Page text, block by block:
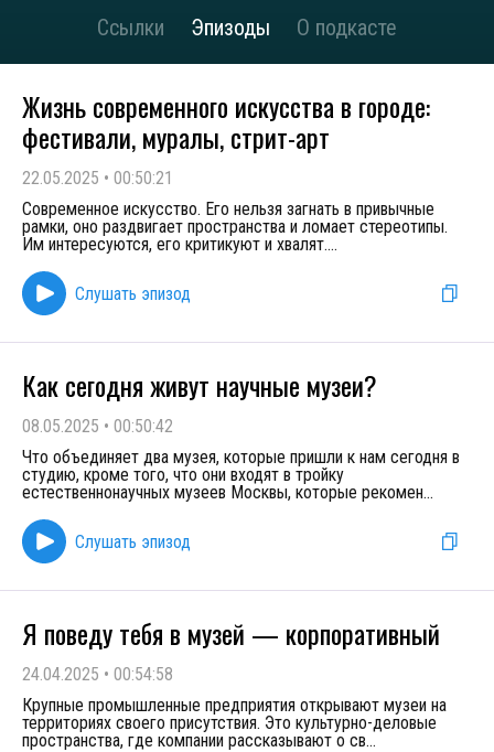
Ссылки Эпизоды О подкасте
Жизнь современного искусства в городе:
фестивали, муралы, стрит-арт
22.05.2025 • 00:50:21
Современное искусство. Его нельзя загнать в привычные
рамки, оно раздвигает пространства и ломает стереотипы.
Им интересуются, его критикуют и хвалят....
Слушать эпизод
Как сегодня живут научные музеи?
08.05.2025 • 00:50:42
Что объединяет два музея, которые пришли к нам сегодня в
студию, кроме того, что они входят в тройку
естественнонаучных музеев Москвы, которые рекомен...
Слушать эпизод
Я поведу тебя в музей — корпоративный
24.04.2025 • 00:54:58
Крупные промышленные предприятия открывают музеи на
территориях своего присутствия. Это культурно-деловые
пространства, где компании рассказывают о св...